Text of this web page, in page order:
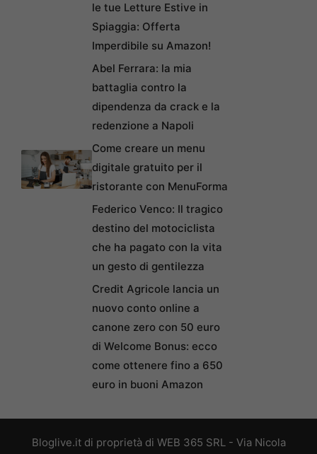
le tue Letture Estive in
Spiaggia: Offerta
Imperdibile su Amazon!
Abel Ferrara: la mia
battaglia contro la
dipendenza da crack e la
redenzione a Napoli
Come creare un menu
digitale gratuito per il
ristorante con MenuForma
Federico Venco: Il tragico
destino del motociclista
che ha pagato con la vita
un gesto di gentilezza
Credit Agricole lancia un
nuovo conto online a
canone zero con 50 euro
di Welcome Bonus: ecco
come ottenere fino a 650
euro in buoni Amazon
Bloglive.it di proprietà di WEB 365 SRL - Via Nicola